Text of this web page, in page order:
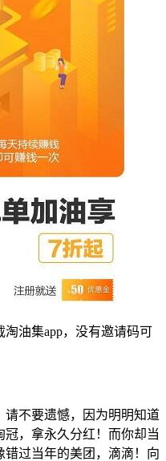
油集app，没有邀请码可
不要遗憾，因为明明知道
，拿永久分红！而你却当
过当年的美团，滴滴！向